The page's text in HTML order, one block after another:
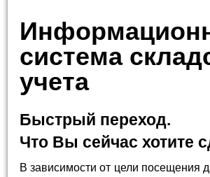
система
учета
Быстрый переход.
Что Вы сейчас хотите
В зависимости от цели посещения